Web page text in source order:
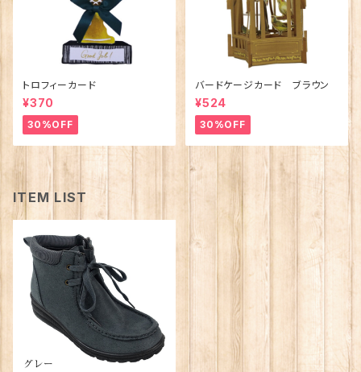
トロフィーカード
¥370
30%OFF
バードケージカード ブラウン
¥524
30%OFF
ITEM LIST